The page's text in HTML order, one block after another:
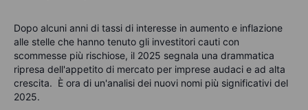
Dopo alcuni anni di tassi di interesse in aumento e inflazione
alle stelle che hanno tenuto gli investitori cauti con
scommesse più rischiose, il 2025 segnala una drammatica
ripresa dell'appetito di mercato per imprese audaci e ad alta
crescita. È ora di un'analisi dei nuovi nomi più significativi del
2025.